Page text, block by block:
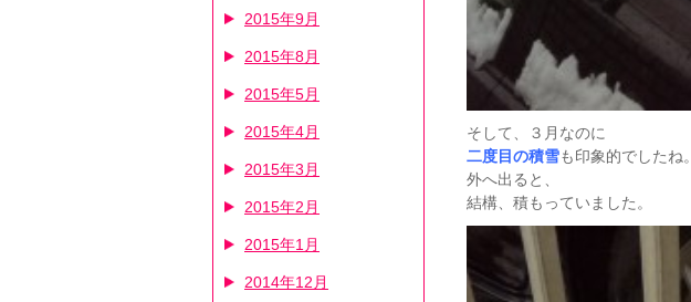
2015年9月
2015年8月
2015年5月
2015年4月
2015年3月
2015年2月
2015年1月
2014年12月
そして、３月なのに
二度目の積雪も印象的でしたね。
外へ出ると、
結構、積もっていました。